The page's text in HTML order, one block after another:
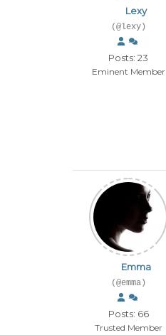
Lexy
(@lexy)
Posts: 23
Eminent Member
Emma
(@emma)
Posts: 66
Trusted Member